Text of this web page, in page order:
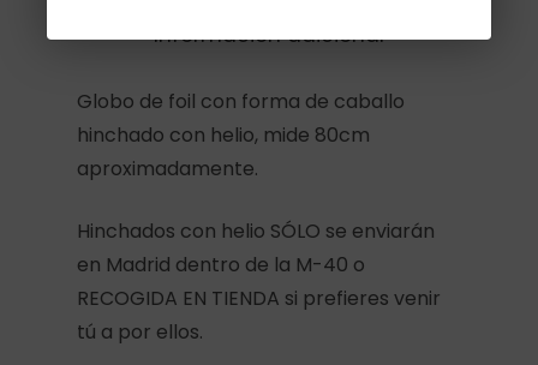
Información adicional
Globo de foil con forma de caballo
hinchado con helio, mide 80cm
aproximadamente.
Hinchados con helio SÓLO se enviarán
en Madrid dentro de la M-40 o
RECOGIDA EN TIENDA si prefieres venir
tú a por ellos.